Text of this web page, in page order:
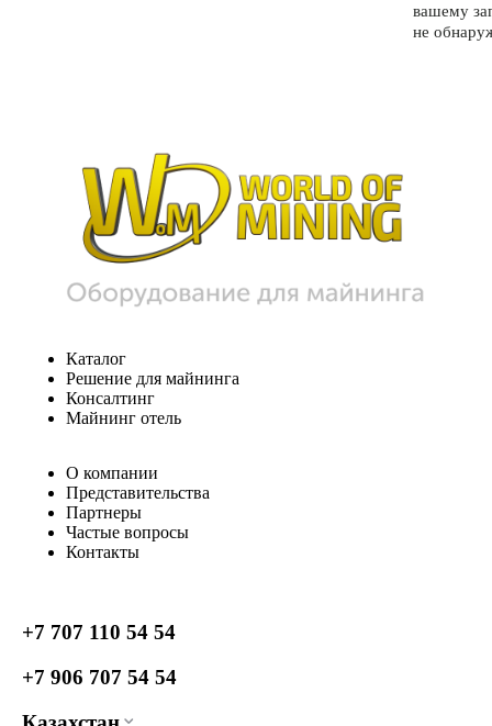
вашему
не
Каталог
Решение для майнинга
Консалтинг
Майнинг отель
О компании
Представительства
Партнеры
Частые вопросы
Контакты
+7 707 110 54 54
+7 906 707 54 54